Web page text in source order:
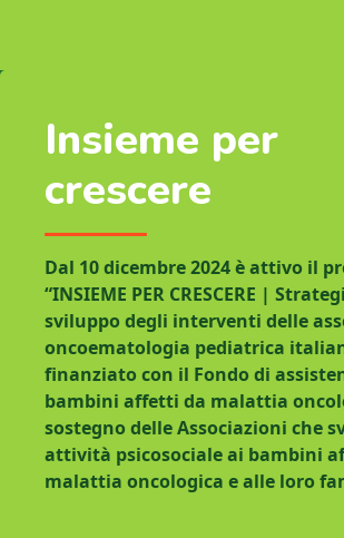
Insieme per
crescere
Dal 10 dicembre 2024 è attivo il
“INSIEME PER CRESCERE |
sviluppo degli interventi delle
oncoematologia pediatrica
finanziato con il Fondo di
bambini affetti da malattia
sostegno delle Associazioni che
attività psicosociale ai bambini
malattia oncologica e alle loro